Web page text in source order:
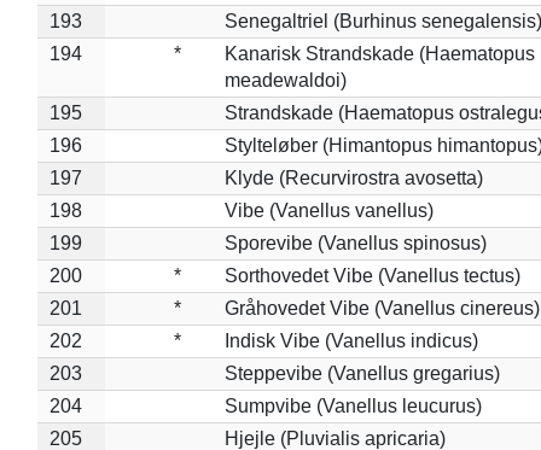
193
Senegaltriel (Burhinus senegalensis)
194
*
Kanarisk Strandskade (Haematopus
meadewaldoi)
195
Strandskade (Haematopus
196
Stylteløber (Himantopus
197
Klyde (Recurvirostra avosetta)
198
Vibe (Vanellus vanellus)
199
Sporevibe (Vanellus spinosus)
200
*
Sorthovedet Vibe (Vanellus tectus)
201
*
Gråhovedet Vibe (Vanellus cinereus)
202
*
Indisk Vibe (Vanellus indicus)
203
Steppevibe (Vanellus gregarius)
204
Sumpvibe (Vanellus leucurus)
205
Hjejle (Pluvialis apricaria)